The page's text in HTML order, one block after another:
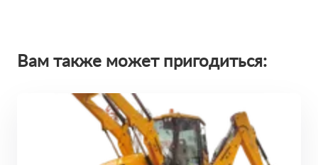
Вам также может пригодиться: